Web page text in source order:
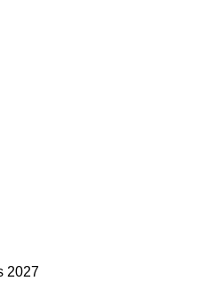
2027